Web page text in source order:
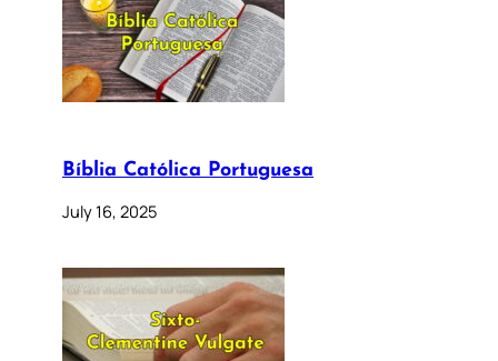
Bíblia Católica Portuguesa
July 16, 2025